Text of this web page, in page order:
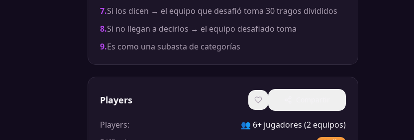
7.Si los dicen → el equipo que desafió toma 30 tragos divididos
8.Si no llegan a decirlos → el equipo desafiado toma
9.Es como una subasta de categorías
Players
Players: 👥 6+ jugadores (2 equipos)